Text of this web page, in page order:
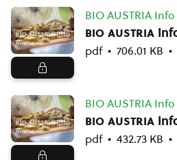
BIO AUSTRIA Info
bio austria
pdf 706.01 KB
BIO AUSTRIA Info
bio austria
pdf 432.73 KB